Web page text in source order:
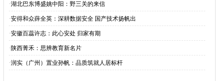
·湖北巴东博盛姚中阳：野三关的来信
·安得和众薛全英：深耕数据安全 国产技术扬帆出
·安徽百蕊许志：此心安处 归家有期
·陕西菁禾：思辨教育新名片
·润实（广州）置业孙帆：品质筑就人居标杆